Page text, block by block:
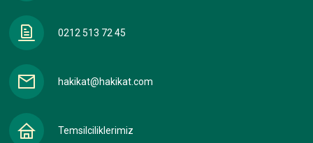
0212 513 72 45
hakikat@hakikat.com
Temsilciliklerimiz